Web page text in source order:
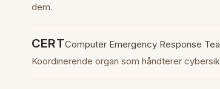
dem.
CERTComputer Emergency Response
Koordinerende organ som håndterer